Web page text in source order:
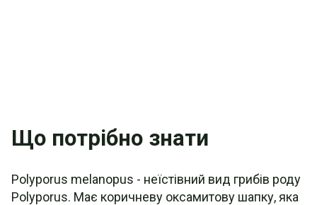
Що потрібно знати
Polyporus melanopus - неїстівний вид грибів роду
Polyporus. Має коричневу оксамитову шапку, яка